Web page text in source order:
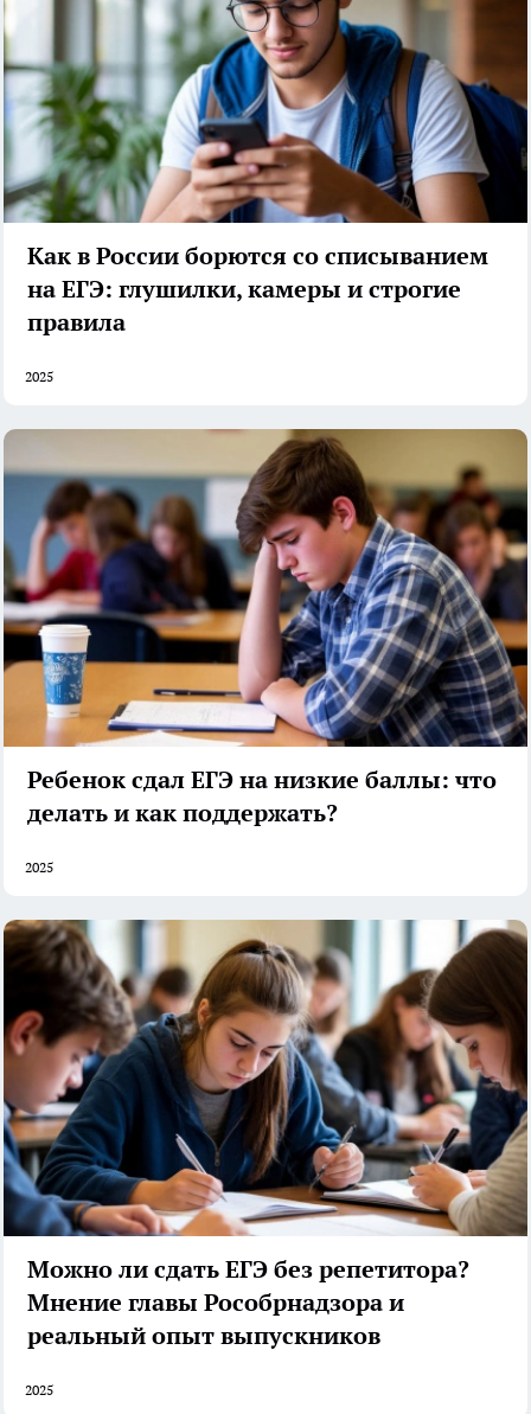
Как в России борются со списыванием
на ЕГЭ: глушилки, камеры и строгие
правила
2025
Ребенок сдал ЕГЭ на низкие баллы: что
делать и как поддержать?
2025
Можно ли сдать ЕГЭ без репетитора?
Мнение главы Рособрнадзора и
реальный опыт выпускников
2025